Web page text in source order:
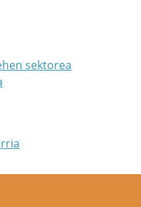
sektorea